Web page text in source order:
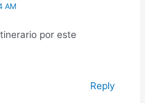
AM
por este
Reply